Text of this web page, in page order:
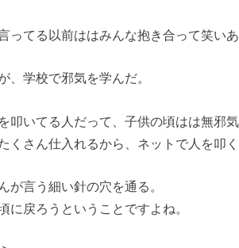
ってる以前ははみんな抱き合って笑いあ
、学校で邪気を学んだ。
叩いてる人だって、子供の頃はは無邪気
くさん仕入れるから、ネットで人を叩
が言う細い針の穴を通る。
に戻ろうということですよね。